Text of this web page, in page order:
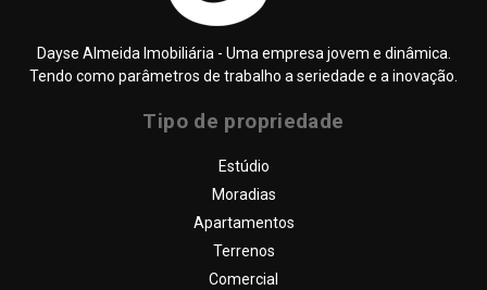
Dayse Almeida Imobiliária - Uma empresa jovem e dinâmica.
Tendo como parâmetros de trabalho a seriedade e a inovação.
Tipo de propriedade
Estúdio
Moradias
Apartamentos
Terrenos
Comercial